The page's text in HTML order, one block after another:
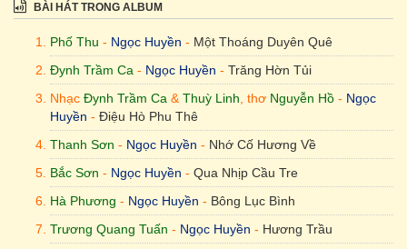
Hà Phương - Ngọc Huyền - Bông Mua Tím
BÀI HÁT TRONG ALBUM
Phố Thu - Ngọc Huyền - Một Thoáng Duyên Quê
Đynh Trầm Ca - Ngọc Huyền - Trăng Hờn Tủi
Nhạc Đynh Trầm Ca & Thuỳ Linh , thơ Nguyễn Hồ - Ngọc
Huyền - Điệu Hò Phu Thê
Thanh Sơn - Ngọc Huyền - Nhớ Cố Hương Về
Bắc Sơn - Ngọc Huyền - Qua Nhịp Cầu Tre
Hà Phương - Ngọc Huyền - Bông Lục Bình
Trương Quang Tuấn - Ngọc Huyền - Hương Trầu